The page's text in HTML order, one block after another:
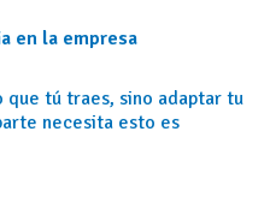
en la empresa
tú traes, sino adaptar tu
necesita esto es